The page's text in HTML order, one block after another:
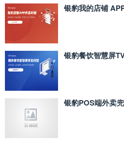
银豹我的店铺
银豹餐饮智慧屏
银豹POS端外卖